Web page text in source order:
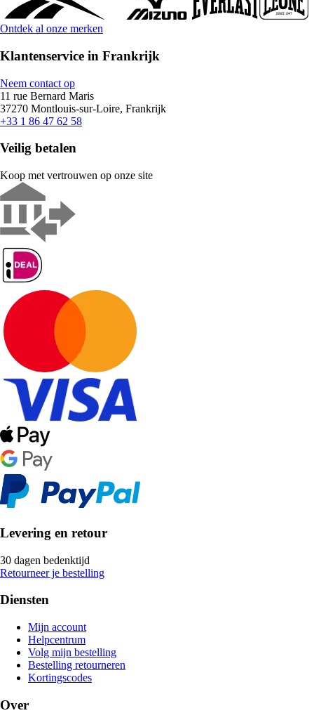
Ontdek al onze merken
Klantenservice in Frankrijk
Neem contact op
11 rue Bernard Maris
37270 Montlouis-sur-Loire, Frankrijk
+33 1 86 47 62 58
Veilig betalen
Koop met vertrouwen op onze site
Levering en retour
30 dagen bedenktijd
Retourneer je bestelling
Diensten
Mijn account
Helpcentrum
Volg mijn bestelling
Bestelling retourneren
Kortingscodes
Over